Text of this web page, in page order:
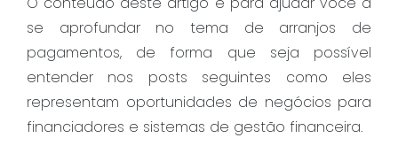
se aprofundar no tema de arranjos de
pagamentos, de forma que seja possível
entender nos posts seguintes como eles
representam oportunidades de negócios para
financiadores e sistemas de gestão financeira.